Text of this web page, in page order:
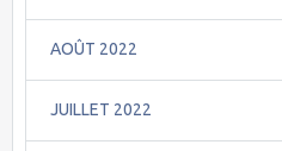
AOÛT 2022
JUILLET 2022